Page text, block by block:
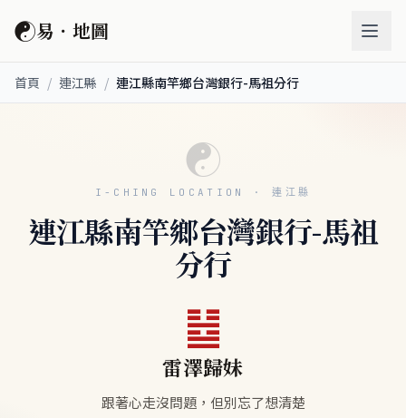
☯易．地圖
首頁 / 連江縣 / 連江縣南竿鄉台灣銀行-馬祖分行
☯
I-CHING LOCATION · 連江縣
連江縣南竿鄉台灣銀行-馬祖
分行
䷵
雷澤歸妹
跟著心走沒問題，但別忘了想清楚